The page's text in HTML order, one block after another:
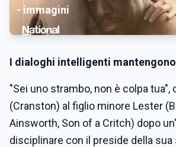
- immagini
I dialoghi intelligenti
"Sei uno strambo, non è colpa tua",
(Cranston) al figlio minore Lester
Ainsworth, Son of a Critch) dopo
disciplinare con il preside della sua